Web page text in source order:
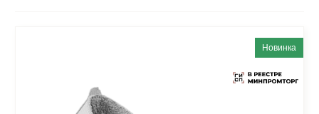
Новинка